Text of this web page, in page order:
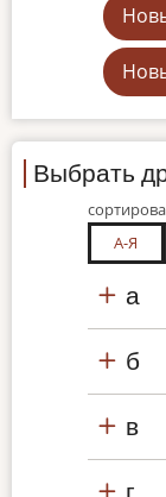
Выбрать
А-Я
а
б
в